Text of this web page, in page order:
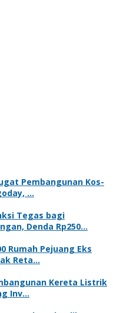
Pembangunan Kos-
…
Tegas bagi
Denda Rp250…
Rumah Pejuang Eks
Reta…
Kereta Listrik
Inv…